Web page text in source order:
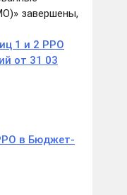
завершены,
1 и 2 РРО
от 31 03
в Бюджет-